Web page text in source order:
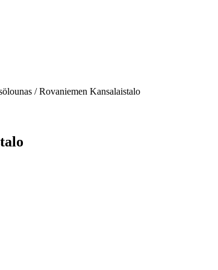
/ Rovaniemen Kansalaistalo